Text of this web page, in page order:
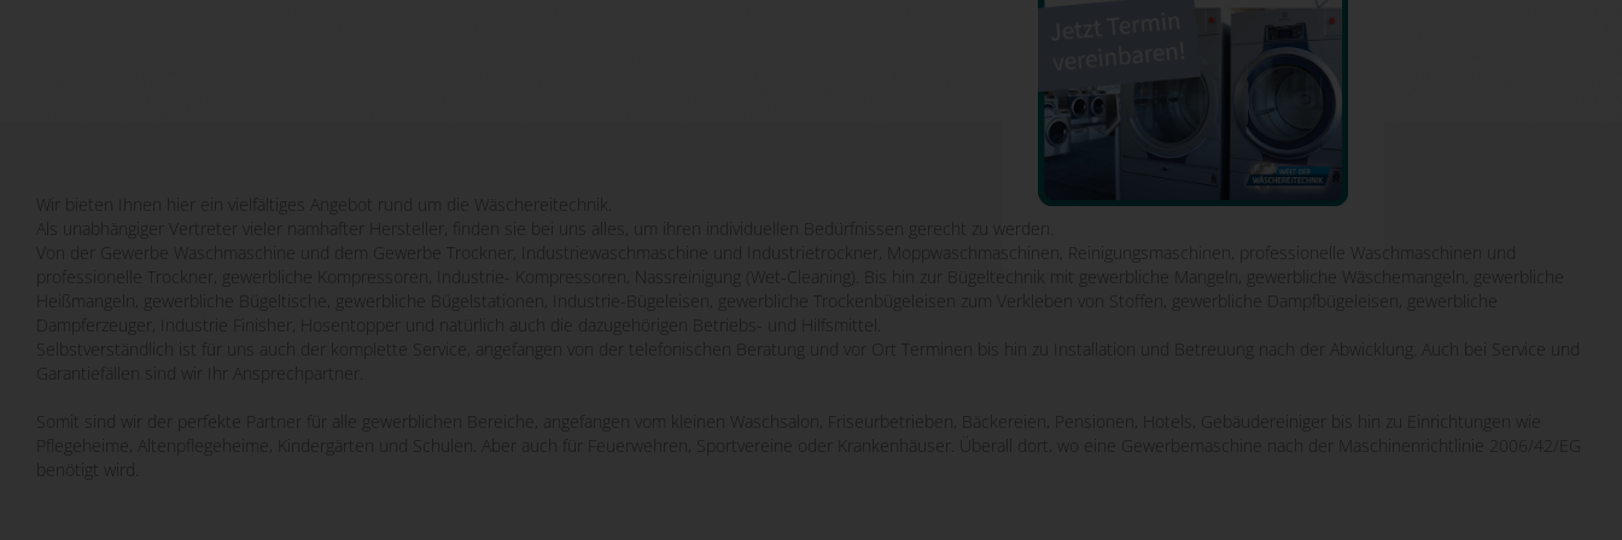
Wir bieten Ihnen hier ein vielfältiges Angebot rund um die Wäschereitechnik.
Als unabhängiger Vertreter vieler namhafter Hersteller, finden sie bei uns alles, um ihren individuellen Bedürfnissen gerecht zu werden.
Von der Gewerbe Waschmaschine und dem Gewerbe Trockner, Industriewaschmaschine und Industrietrockner, Moppwaschmaschinen, Reinigungsmaschinen, professionelle Waschmaschinen und
professionelle Trockner, gewerbliche Kompressoren, Industrie- Kompressoren, Nassreinigung (Wet-Cleaning). Bis hin zur Bügeltechnik mit gewerbliche Mangeln, gewerbliche Wäschemangeln, gewerbliche
Heißmangeln, gewerbliche Bügeltische, gewerbliche Bügelstationen, Industrie-Bügeleisen, gewerbliche Trockenbügeleisen zum Verkleben von Stoffen, gewerbliche Dampfbügeleisen, gewerbliche
Dampferzeuger, Industrie Finisher, Hosentopper und natürlich auch die dazugehörigen Betriebs- und Hilfsmittel.
Selbstverständlich ist für uns auch der komplette Service, angefangen von der telefonischen Beratung und vor Ort Terminen bis hin zu Installation und Betreuung nach der Abwicklung. Auch bei Service und
Garantiefällen sind wir Ihr Ansprechpartner.
Somit sind wir der perfekte Partner für alle gewerblichen Bereiche, angefangen vom kleinen Waschsalon, Friseurbetrieben, Bäckereien, Pensionen, Hotels, Gebäudereiniger bis hin zu Einrichtungen wie
Pflegeheime, Altenpflegeheime, Kindergärten und Schulen. Aber auch für Feuerwehren, Sportvereine oder Krankenhäuser. Überall dort, wo eine Gewerbemaschine nach der Maschinenrichtlinie 2006/42/EG
benötigt wird.